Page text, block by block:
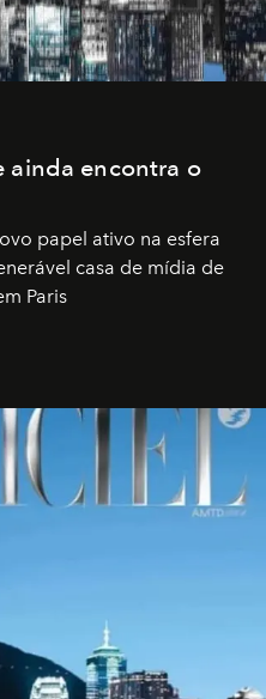
ainda encontra o
papel ativo na esfera
casa de mídia de
Paris